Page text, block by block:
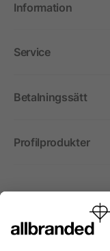
Information
Service
Betalningssätt
Profilprodukter